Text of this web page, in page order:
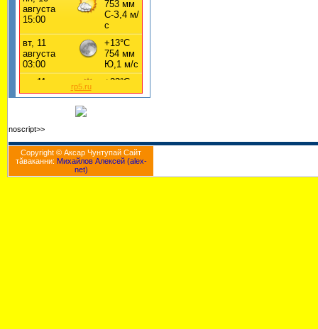
rp5.ru
noscript>>
Copyright © Аксар Чунтупай Cайт
тăваканни: Михайлов Алексей (alex-
net)